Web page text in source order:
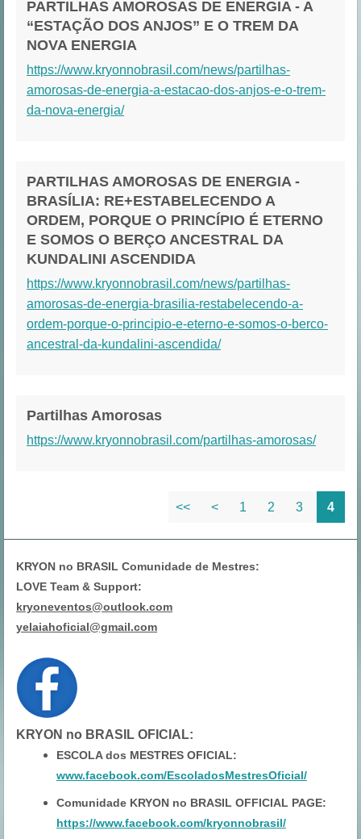
PARTILHAS AMOROSAS DE ENERGIA - A
“ESTAÇÃO DOS ANJOS” E O TREM DA
NOVA ENERGIA
https://www.kryonnobrasil.com/news/partilhas-
amorosas-de-energia-a-estacao-dos-anjos-e-o-trem-
da-nova-energia/
PARTILHAS AMOROSAS DE ENERGIA -
BRASÍLIA: RE+ESTABELECENDO A
ORDEM, PORQUE O PRINCÍPIO É ETERNO
E SOMOS O BERÇO ANCESTRAL DA
KUNDALINI ASCENDIDA
https://www.kryonnobrasil.com/news/partilhas-
amorosas-de-energia-brasilia-restabelecendo-a-
ordem-porque-o-principio-e-eterno-e-somos-o-berco-
ancestral-da-kundalini-ascendida/
Partilhas Amorosas
https://www.kryonnobrasil.com/partilhas-amorosas/
<< < 1 2 3 4
KRYON no BRASIL Comunidade de Mestres:
LOVE Team & Support:
kryoneventos@outlook.com
yelaiahoficial@gmail.com
KRYON no BRASIL OFICIAL:
ESCOLA dos MESTRES OFICIAL:
www.facebook.com/EscoladosMestresOficial/
Comunidade KRYON no BRASIL OFFICIAL PAGE:
https://www.facebook.com/kryonnobrasil/